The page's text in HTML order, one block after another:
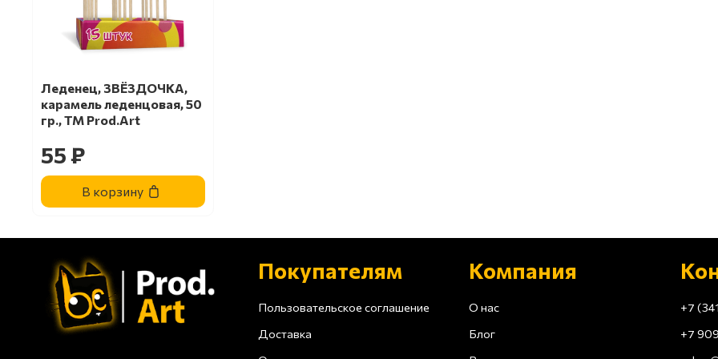
Леденец, ЗВЁЗДОЧКА,
карамель леденцовая, 50
гр., ТМ Prod.Art
55 ₽
В корзину
Покупателям
Пользовательское соглашение
Доставка
Компания
О нас
Блог
+7
+7